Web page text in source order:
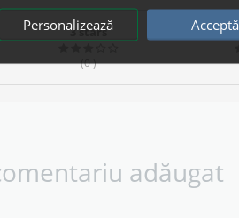
3 stars
(0)
adăugat
Personalizează Acceptă